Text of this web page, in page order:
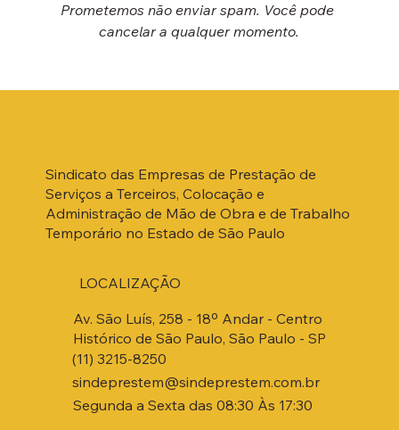
Prometemos não enviar spam. Você pode
cancelar a qualquer momento.
Sindicato das Empresas de Prestação de
Serviços a Terceiros, Colocação e
Administração de Mão de Obra e de Trabalho
Temporário no Estado de São Paulo
Av. São Luís, 258 - 18º Andar - Centro
Histórico de São Paulo, São Paulo - SP
(11) 3215-8250
sindeprestem@sindeprestem.com.br
Segunda a Sexta das 08:30 Às 17:30
LOCALIZAÇÃO